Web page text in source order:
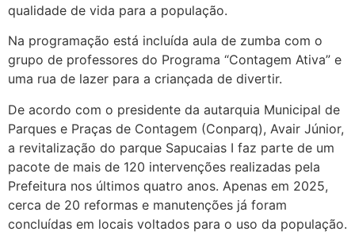
qualidade de vida para a população.
Na programação está incluída aula de zumba com o
grupo de professores do Programa “Contagem Ativa” e
uma rua de lazer para a criançada de divertir.
De acordo com o presidente da autarquia Municipal de
Parques e Praças de Contagem (Conparq), Avair Júnior,
a revitalização do parque Sapucaias I faz parte de um
pacote de mais de 120 intervenções realizadas pela
Prefeitura nos últimos quatro anos. Apenas em 2025,
cerca de 20 reformas e manutenções já foram
concluídas em locais voltados para o uso da população.